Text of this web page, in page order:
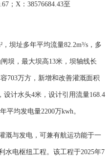
；X：38576684.43至
坝址多年平均流量82.2m³/s，多
坝，最大坝高13米，坝轴线长
703万方，新增和改善灌溉面积
设计水头4米，设计引用流量168.4
平均发电量2200万kwh。
溉与发电，可兼有航运功能于一
水电枢纽工程。该工程于2025年7